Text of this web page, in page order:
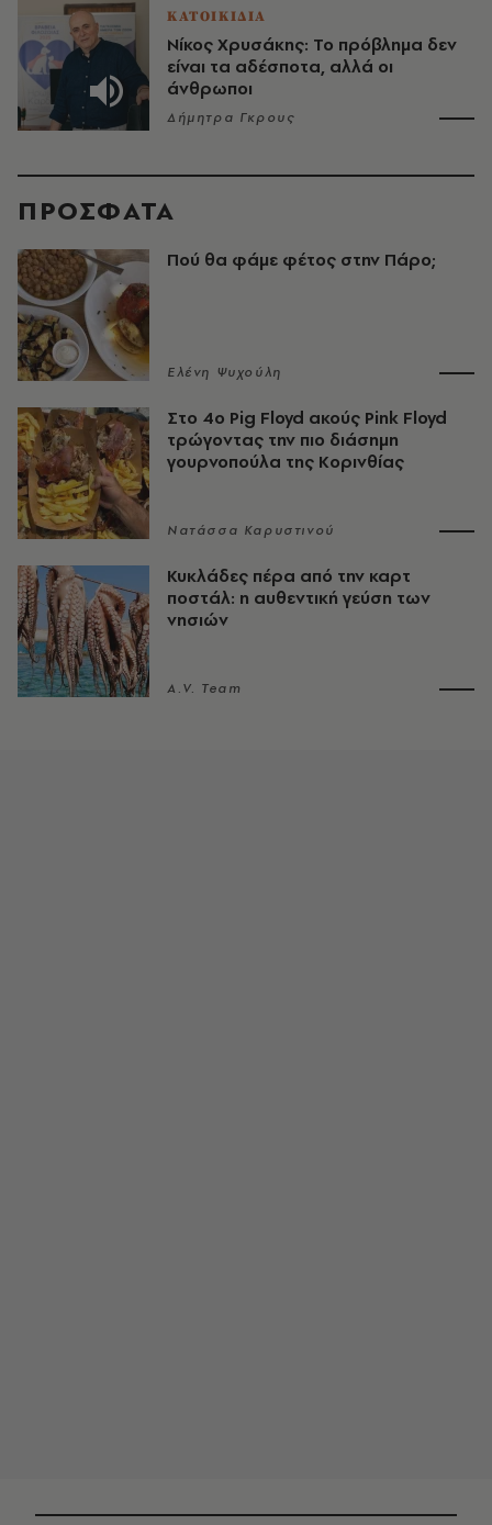
ΚΑΤΟΙΚΙΔΙΑ
Νίκος Χρυσάκης: Το πρόβλημα δεν
είναι τα αδέσποτα, αλλά οι
άνθρωποι
Δήμητρα Γκρους
ΠΡΟΣΦΑΤΑ
Πού θα φάμε φέτος στην Πάρο;
Ελένη Ψυχούλη
Στο 4ο Pig Floyd ακούς Pink Floyd
τρώγοντας την πιο διάσημη
γουρνοπούλα της Κορινθίας
Νατάσσα Καρυστινού
Κυκλάδες πέρα από την καρτ
ποστάλ: η αυθεντική γεύση των
νησιών
A.V. Team